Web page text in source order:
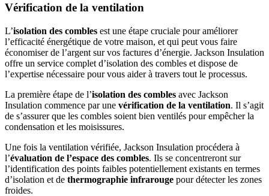
Vérification de la ventilation
L’isolation des combles est une étape cruciale pour améliorer
l’efficacité énergétique de votre maison, et qui peut vous faire
économiser de l’argent sur vos factures d’énergie. Jackson Insulation
offre un service complet d’isolation des combles et dispose de
l’expertise nécessaire pour vous aider à travers tout le processus.
La première étape de l’isolation des combles avec Jackson
Insulation commence par une vérification de la ventilation. Il s’agit
de s’assurer que les combles soient bien ventilés pour empêcher la
condensation et les moisissures.
Une fois la ventilation vérifiée, Jackson Insulation procédera à
l’évaluation de l’espace des combles. Ils se concentreront sur
l’identification des points faibles potentiellement existants en termes
d’isolation et de thermographie infrarouge pour détecter les zones
froides.